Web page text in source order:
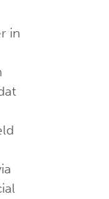
in